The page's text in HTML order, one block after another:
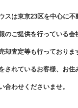
スは東京23区を中心に不
のご提供を行っている会
却査定等も行っておりま
されているお客様、お住
合わせくださいませ。